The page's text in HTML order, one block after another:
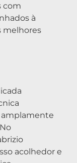
com
à
melhores
amplamente
acolhedor e